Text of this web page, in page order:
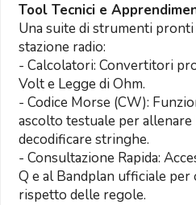
Tool Tecnici e
Una suite di strumenti
stazione radio:
- Calcolatori: Convertitori
Volt e Legge di Ohm.
- Codice Morse (CW):
ascolto testuale per
decodificare stringhe.
- Consultazione Rapida:
Q e al Bandplan ufficiale
rispetto delle regole.